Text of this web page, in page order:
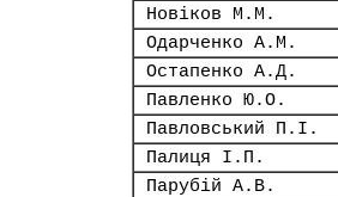
Новіков М.М.
Одарченко А.М.
Остапенко А.Д.
Павленко Ю.О.
Павловський П.І.
Палиця І.П.
Парубій А.В.